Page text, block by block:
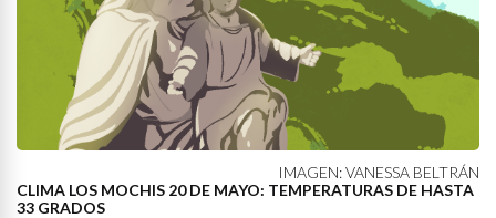
IMAGEN: VANESSA BELTRÁN
CLIMA LOS MOCHIS 20 DE MAYO: TEMPERATURAS DE HASTA
33 GRADOS